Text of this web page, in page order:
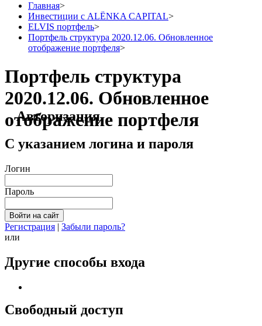
Главная>
Инвестиции с ALЁNKA CAPITAL>
ELVIS портфель>
Портфель структура 2020.12.06. Обновленное
отображение портфеля>
Портфель структура
2020.12.06. Обновленное
отображение портфеля
Авторизация
С указанием логина и пароля
Логин
Пароль
Регистрация | Забыли пароль?
или
Другие способы входа
Свободный доступ